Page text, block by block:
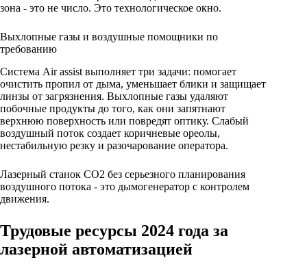
зона - это не число. Это технологическое окно.
Выхлопные газы и воздушные помощники по
требованию
Система Air assist выполняет три задачи: помогает
очистить пропил от дыма, уменьшает блики и защищает
линзы от загрязнения. Выхлопные газы удаляют
побочные продукты до того, как они запятнают
верхнюю поверхность или повредят оптику. Слабый
воздушный поток создает коричневые ореолы,
нестабильную резку и разочарование оператора.
Лазерный станок CO2 без серьезного планирования
воздушного потока - это дымогенератор с контролем
движения.
Трудовые ресурсы 2024 года за
лазерной автоматизацией